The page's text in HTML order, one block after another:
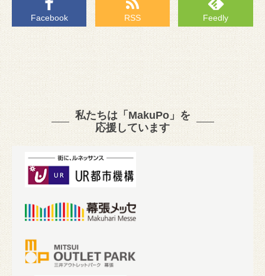
Facebook RSS Feedly
私たちは「MakuPo」を
応援しています